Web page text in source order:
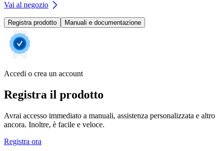
Vai al negozio
Registra prodotto Manuali e documentazione
Accedi o crea un account
Registra il prodotto
Avrai accesso immediato a manuali, assistenza personalizzata e altro
ancora. Inoltre, è facile e veloce.
Registra ora